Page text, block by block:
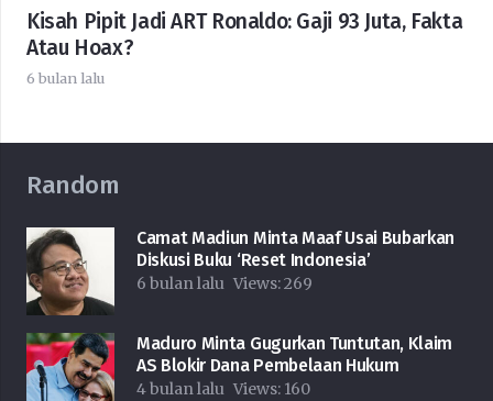
Kisah Pipit Jadi ART Ronaldo: Gaji 93 Juta, Fakta
Atau Hoax?
6 bulan lalu
Random
Camat Madiun Minta Maaf Usai Bubarkan
Diskusi Buku ‘Reset Indonesia’
6 bulan lalu Views:269
Maduro Minta Gugurkan Tuntutan, Klaim
AS Blokir Dana Pembelaan Hukum
4 bulan lalu Views: 160